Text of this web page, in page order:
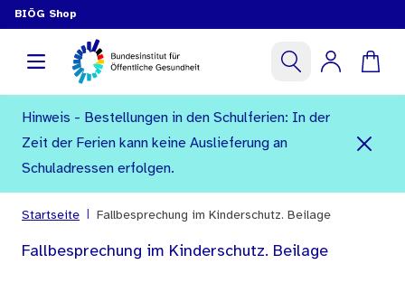
BIÖG Shop
Hinweis - Bestellungen in den Schulferien: In der
Zeit der Ferien kann keine Auslieferung an
Schuladressen erfolgen.
Startseite Fallbesprechung im Kinderschutz. Beilage
Fallbesprechung im Kinderschutz. Beilage